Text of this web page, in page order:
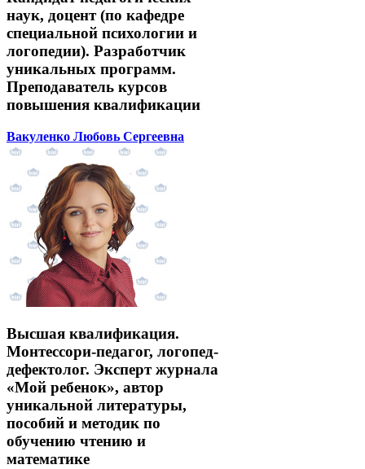
наук, доцент (по кафедре
специальной психологии и
логопедии). Разработчик
уникальных программ.
Преподаватель курсов
повышения квалификации
Вакуленко Любовь Сергеевна
Высшая квалификация.
Монтессори-педагог, логопед-
дефектолог. Эксперт журнала
«Мой ребенок», автор
уникальной литературы,
пособий и методик по
обучению чтению и
математике